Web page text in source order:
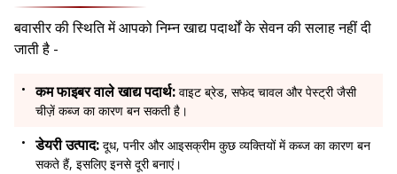
बवासीर की स्थिति में आपको निम्न खाद्य पदार्थों के सेवन की सलाह नहीं दी
जाती है -
कम फाइबर वाले खाद्य पदार्थ: वाइट ब्रेड, सफेद चावल और पेस्ट्री जैसी
चीज़ें कब्ज का कारण बन सकती है।
डेयरी उत्पाद: दूध, पनीर और आइसक्रीम कुछ व्यक्तियों में कब्ज का कारण बन
सकते हैं, इसलिए इनसे दूरी बनाएं।